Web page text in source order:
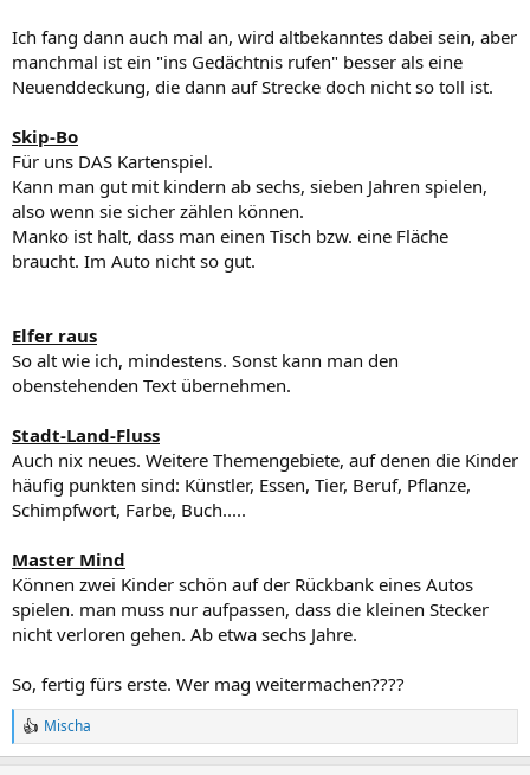
Ich fang dann auch mal an, wird altbekanntes dabei sein, aber
manchmal ist ein "ins Gedächtnis rufen" besser als eine
Neuenddeckung, die dann auf Strecke doch nicht so toll ist.
Skip-Bo
Für uns DAS Kartenspiel.
Kann man gut mit kindern ab sechs, sieben Jahren spielen,
also wenn sie sicher zählen können.
Manko ist halt, dass man einen Tisch bzw. eine Fläche
braucht. Im Auto nicht so gut.
Elfer raus
So alt wie ich, mindestens. Sonst kann man den
obenstehenden Text übernehmen.
Stadt-Land-Fluss
Auch nix neues. Weitere Themengebiete, auf denen die Kinder
häufig punkten sind: Künstler, Essen, Tier, Beruf, Pflanze,
Schimpfwort, Farbe, Buch.....
Master Mind
Können zwei Kinder schön auf der Rückbank eines Autos
spielen. man muss nur aufpassen, dass die kleinen Stecker
nicht verloren gehen. Ab etwa sechs Jahre.
So, fertig fürs erste. Wer mag weitermachen????
R
e
Mischa